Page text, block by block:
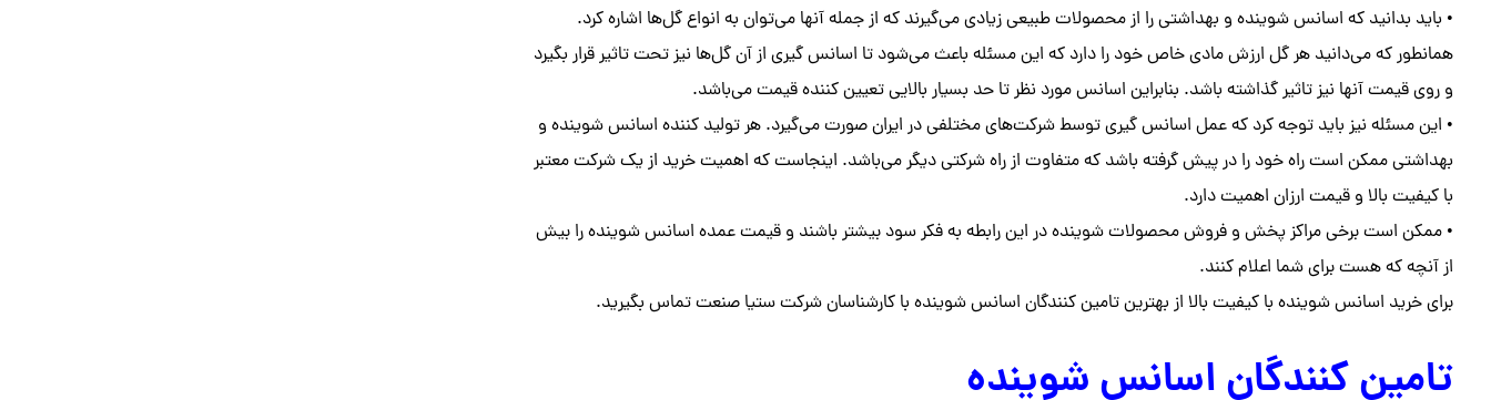
• باید بدانید که اسانس شوینده و بهداشتی را از محصولات طبیعی زیادی می‌گیرند که از جمله آنها می‌توان به انواع گل‌ها اشاره کرد.
همانطور که می‌دانید هر گل ارزش مادی خاص خود را دارد که این مسئله باعث می‌شود تا اسانس گیری از آن گل‌ها نیز تحت تاثیر قرار بگیرد
و روی قیمت آنها نیز تاثیر گذاشته باشد. بنابراین اسانس مورد نظر تا حد بسیار بالایی تعیین کننده قیمت می‌باشد.
• این مسئله نیز باید توجه کرد که عمل اسانس گیری توسط شرکت‌های مختلفی در ایران صورت می‌گیرد. هر تولید کننده اسانس شوینده و
بهداشتی ممکن است راه خود را در پیش گرفته باشد که متفاوت از راه شرکتی دیگر می‌باشد. اینجاست که اهمیت خرید از یک شرکت معتبر
با کیفیت بالا و قیمت ارزان اهمیت دارد.
• ممکن است برخی مراکز پخش و فروش محصولات شوینده در این رابطه به فکر سود بیشتر باشند و قیمت عمده اسانس شوینده را بیش
از آنچه که هست برای شما اعلام کنند.
برای خرید اسانس شوینده با کیفیت بالا از بهترین تامین کنندگان اسانس شوینده با کارشناسان شرکت ستیا صنعت تماس بگیرید.
تامین کنندگان اسانس شوینده